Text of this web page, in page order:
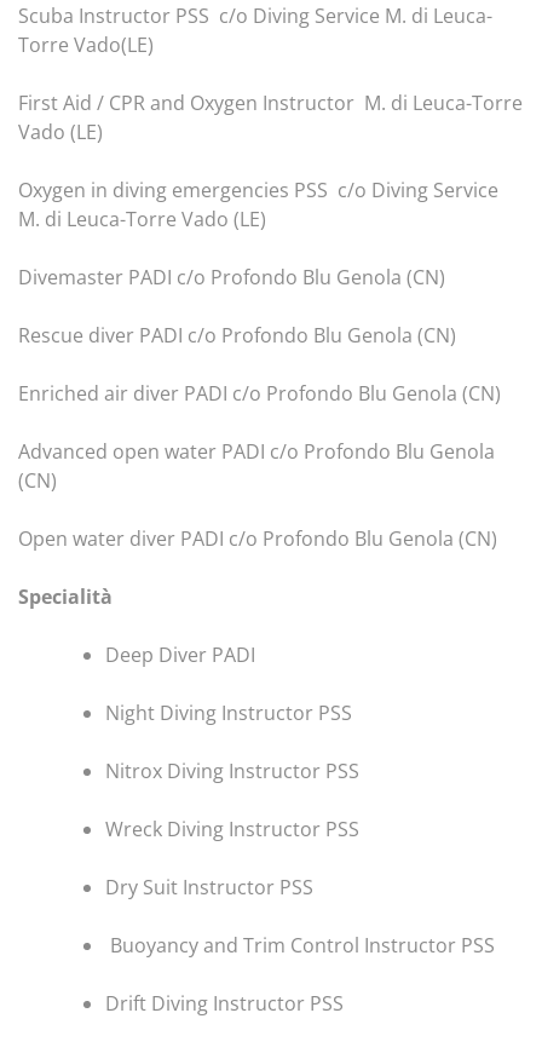
Scuba Instructor PSS c/o Diving Service M. di Leuca-
Torre Vado(LE)
First Aid / CPR and Oxygen Instructor M. di Leuca-Torre
Vado (LE)
Oxygen in diving emergencies PSS c/o Diving Service
M. di Leuca-Torre Vado (LE)
Divemaster PADI c/o Profondo Blu Genola (CN)
Rescue diver PADI c/o Profondo Blu Genola (CN)
Enriched air diver PADI c/o Profondo Blu Genola (CN)
Advanced open water PADI c/o Profondo Blu Genola
(CN)
Open water diver PADI c/o Profondo Blu Genola (CN)
Specialità
Deep Diver PADI
Night Diving Instructor PSS
Nitrox Diving Instructor PSS
Wreck Diving Instructor PSS
Dry Suit Instructor PSS
Buoyancy and Trim Control Instructor PSS
Drift Diving Instructor PSS